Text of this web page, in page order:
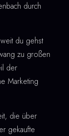
durch
du gehst
zu großen
der
Marketing
die über
gekaufte